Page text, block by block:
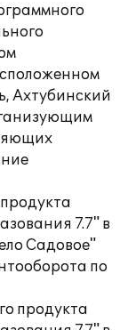
Ахтубинский
7.7" в
Садовое"
по
продукта